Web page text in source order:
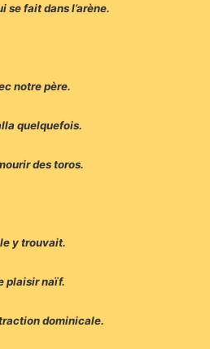
se fait dans l’arène.
notre père.
quelquefois.
des toros.
y trouvait.
plaisir naïf.
dominicale.